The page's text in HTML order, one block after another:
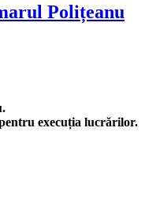
Polițeanu
execuția lucrărilor.